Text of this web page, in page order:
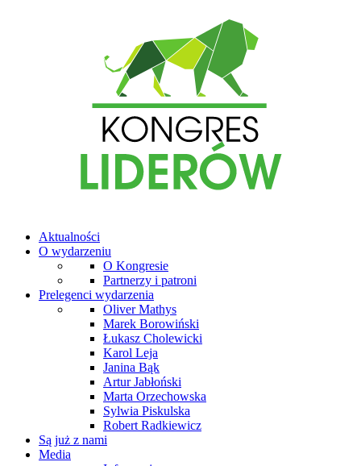
Aktualności
O wydarzeniu
O Kongresie
Partnerzy i patroni
Prelegenci wydarzenia
Oliver Mathys
Marek Borowiński
Łukasz Cholewicki
Karol Leja
Janina Bąk
Artur Jabłoński
Marta Orzechowska
Sylwia Piskulska
Robert Radkiewicz
Są już z nami
Media